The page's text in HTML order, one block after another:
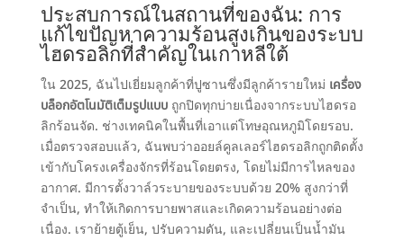
ประสบการณ์ในสถานที่ของฉัน: การ
แก้ไขปัญหาความร้อนสูงเกินของระบบ
ไฮดรอลิกที่สำคัญในเกาหลีใต้
ใน 2025, ฉันไปเยี่ยมลูกค้าที่ปูซานซึ่งมีลูกค้ารายใหม่ เครื่อง
บล็อกอัตโนมัติเต็มรูปแบบ ถูกปิดทุกบ่ายเนื่องจากระบบไฮดรอ
ลิกร้อนจัด. ช่างเทคนิคในพื้นที่เอาแต่โทษอุณหภูมิโดยรอบ.
เมื่อตรวจสอบแล้ว, ฉันพบว่าออยล์คูลเลอร์ไฮดรอลิกถูกติดตั้ง
เข้ากับโครงเครื่องจักรที่ร้อนโดยตรง, โดยไม่มีการไหลของ
อากาศ. มีการตั้งวาล์วระบายของระบบด้วย 20% สูงกว่าที่
จำเป็น, ทำให้เกิดการบายพาสและเกิดความร้อนอย่างต่อ
เนื่อง. เราย้ายตู้เย็น, ปรับความดัน, และเปลี่ยนเป็นน้ำมัน